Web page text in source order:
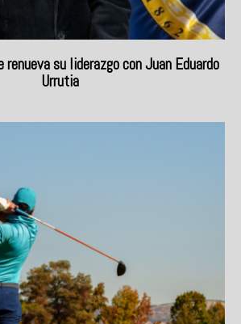
renueva su liderazgo con Juan Eduardo
Urrutia